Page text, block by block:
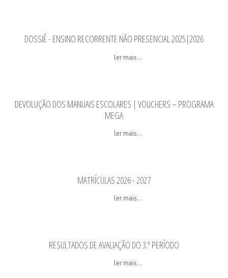
DOSSIÊ - ENSINO RECORRENTE NÃO PRESENCIAL 2025|2026
ler mais...
DEVOLUÇÃO DOS MANUAIS ESCOLARES | VOUCHERS – PROGRAMA
MEGA
ler mais...
MATRÍCULAS 2026 - 2027
ler mais...
RESULTADOS DE AVALIAÇÃO DO 3.º PERÍODO
ler mais...